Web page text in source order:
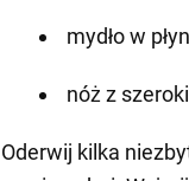
mydło w
nóż z
Oderwij kilka